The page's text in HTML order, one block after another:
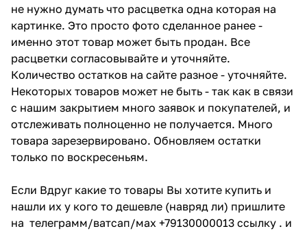
не нужно думать что расцветка одна которая на
картинке. Это просто фото сделанное ранее -
именно этот товар может быть продан. Все
расцветки согласовывайте и уточняйте.
Количество остатков на сайте разное - уточняйте.
Некоторых товаров может не быть - так как в связи
с нашим закрытием много заявок и покупателей, и
отслеживать полноценно не получается. Много
товара зарезервировано. Обновляем остатки
только по воскресеньям.
Если Вдруг какие то товары Вы хотите купить и
нашли их у кого то дешевле (навряд ли) пришлите
на телеграмм/ватсап/мах +79130000013 ссылку . и